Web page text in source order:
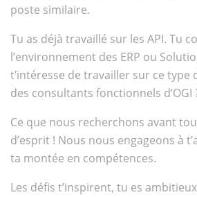
poste similaire.
Tu as déjà travaillé sur les API. Tu
l’environnement des ERP ou
t’intéresse de travailler sur ce type
des consultants fonctionnels d’OGI
Ce que nous recherchons avant
d’esprit ! Nous nous engageons à
ta montée en compétences.
Les défis t’inspirent, tu es